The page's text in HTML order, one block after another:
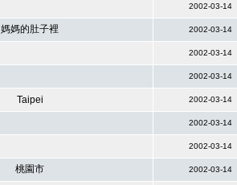
2002-03-14
媽媽的肚子裡 2002-03-14
2002-03-14
2002-03-14
Taipei 2002-03-14
2002-03-14
2002-03-14
桃園市 2002-03-14